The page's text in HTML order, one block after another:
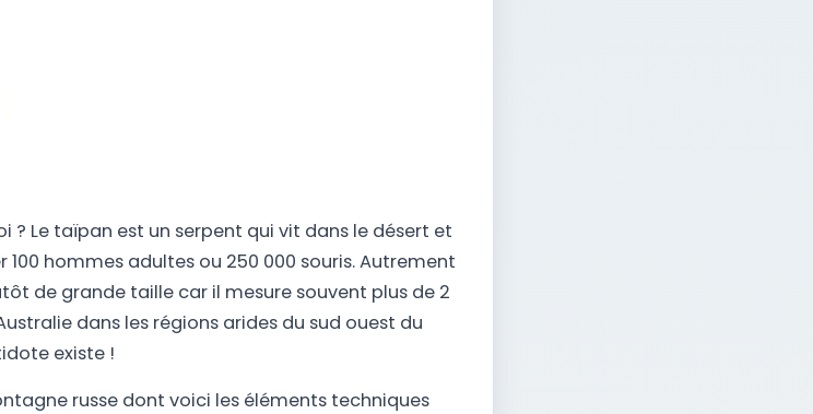
? Le taïpan est un serpent qui vit dans le désert et
hommes adultes ou 250 000 souris. Autrement
de grande taille car il mesure souvent plus de 2
dans les régions arides du sud ouest du
existe !
russe dont voici les éléments techniques